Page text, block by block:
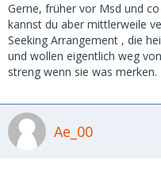
Hast du einen guten
vorstellen das es
entgegenkommen.
Basar usw, schnell weg,
Professionelle.
Gerne, früher vor Msd und
kannst du aber mittlerweile
Seeking Arrangement , die
und wollen eigentlich weg
streng wenn sie was merken.
Ae_00